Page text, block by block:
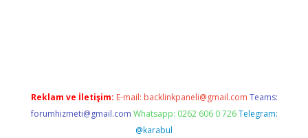
Reklam ve İletişim: E-mail: backlinkpaneli@gmail.com Teams:
forumhizmeti@gmail.com Whatsapp: 0262 606 0 726 Telegram:
@karabul